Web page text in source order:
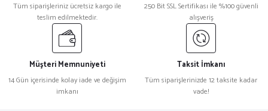
Tüm siparişleriniz ücretsiz kargo ile
teslim edilmektedir.
250 Bit SSL Sertifikası ile %100 güvenli
alışveriş
Müşteri Memnuniyeti
14 Gün içerisinde kolay iade ve değişim
imkanı
Taksit İmkanı
Tüm siparişlerinizde 12 taksite kadar
vade!